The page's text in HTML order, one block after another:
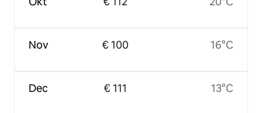
Nov
Dec
€ 100
€ 111
16°C
13°C